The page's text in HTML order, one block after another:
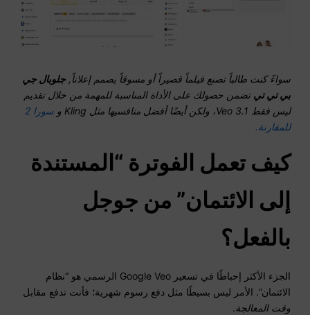
سواءً كنت طالباً تصنع فيلماً قصيراً أو مسوقاً يصمم إعلاناً,جلوبال جي
بي تي تي تضمن حصولك على الأداة المناسبة للمهمة من خلال تقديم
ليس فقط Veo 3.1، ولكن أيضًا أفضل منافسيها مثل Kling و
سورا 2
للمقارنة.
كيف تعمل الفوترة “المستندة
إلى الائتمان” من جوجل
بالفعل؟
الجزء الأكثر إحباطًا في تسعير Google Veo الرسمي هو “نظام
الائتمان”. الأمر ليس بسيطًا مثل دفع رسوم شهرية؛ فأنت تدفع مقابل
وقت المعالجة.